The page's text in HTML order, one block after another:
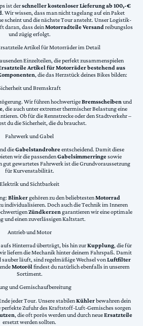
ist derschneller kostenloser Lieferung ab 100,-€
. Wir wissen, dass man nicht tagelang auf ein Paket
scheint und die nächste Tour ansteht. Unser Logistik-
daran, dass deinMotorradteile Versand reibungslos
und zügig erfolgt.
Artikel für Motorräder im Detail
Einzelteilen, die perfekt zusammenspielen
Artikel für Motorräder bestehend aus
, die das Herzstück deines Bikes bilden:
und Bremskraft
Wir führen hochwertigeBremsscheiben und
, die auch unter extremer thermischer Belastung eine
Ob für die Rennstrecke oder den Stadtverkehr –
du die Sicherheit, die du brauchst.
Fahrwerk und Gabel
dieGabelstandrohreentscheidend. Damit diese
wir die passendenGabelsimmerringesowie
gut gewartetes Fahrwerk ist die Grundvoraussetzung
für Kurvenstabilität.
Elektrik und Sichtbarkeit
Blinkergehören zu den beliebtestenMotorrad
individualisieren. Doch auch die Technik im Inneren
Zündkerzen garantieren wir eine optimale
und einen zuverlässigen Kaltstart.
Antrieb und Motor
Hinterrad überträgt, bis hin zurKupplung, die für
liefern die Mechanik hinter deinem Fahrspaß. Damit
läuft, sind regelmäßige Wechsel vonLuftfilter
Motorölfindest du natürlich ebenfalls in unserem
Sortiment.
und Gemischaufbereitung
jeder Tour. Unsere stabilenKühlerbewahren dein
perfekte Zufuhr des Kraftstoff-Luft-Gemisches sorgen
, die oft porös werden und durch neueErsatzteile
ersetzt werden sollten.